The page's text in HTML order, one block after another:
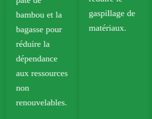
gaspillage de
matériaux.
détail.